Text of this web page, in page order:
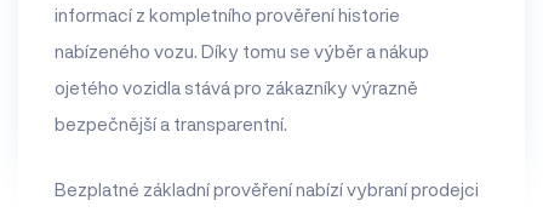
informací z kompletního prověření historie
nabízeného vozu. Díky tomu se výběr a nákup
ojetého vozidla stává pro zákazníky výrazně
bezpečnější a transparentní.
Bezplatné základní prověření nabízí vybraní prodejci